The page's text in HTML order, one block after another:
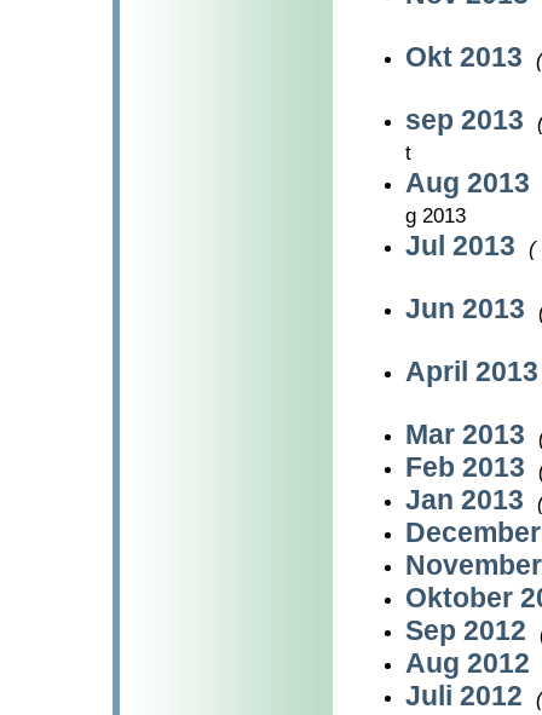
Okt 2013
sep 2013
t
Aug 2013
g 2013
Jul 2013 (
Jun 2013
April
Mar 2013
Feb 2013
Jan 2013
Oktober
Sep 2012
Aug 2012
Juli 2012